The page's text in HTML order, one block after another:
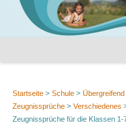
Startseite > Schule > Übergreifend
Zeugnissprüche > Verschiedenes
Zeugnissprüche für die Klassen 1-